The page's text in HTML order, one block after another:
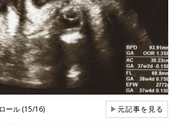
ール (15/16) ▶元記事を見る